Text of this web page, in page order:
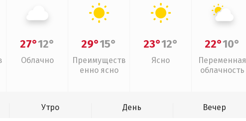
27°12°
Облачно
29°15°
Преимуществ
енно ясно
23°12°
Ясно
22°10°
Переменная
облачность
Утро День
Вечер